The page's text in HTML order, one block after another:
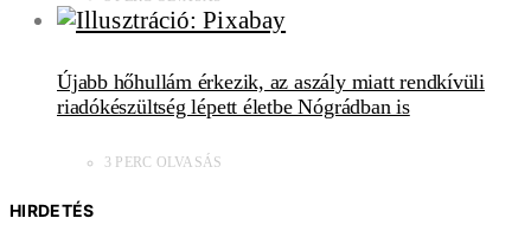
Újabb hőhullám érkezik, az aszály miatt rendkívüli
riadókészültség lépett életbe Nógrádban is
3 PERC OLVASÁS
HIRDETÉS